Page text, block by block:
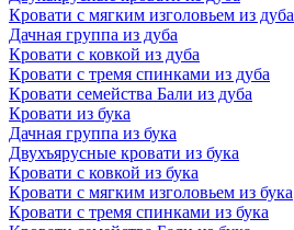
Кровати с мягким изголовьем из дуба
Дачная группа из дуба
Кровати с ковкой из дуба
Кровати с тремя спинками из дуба
Кровати семейства Бали из дуба
Кровати из бука
Дачная группа из бука
Двухъярусные кровати из бука
Кровати с ковкой из бука
Кровати с мягким изголовьем из бука
Кровати с тремя спинками из бука